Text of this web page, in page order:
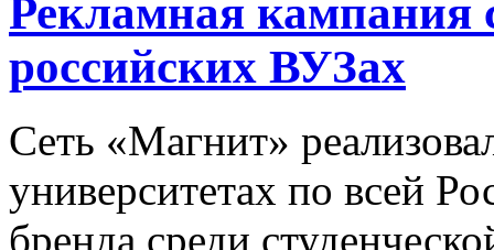
Рекламная кампания
российских ВУЗах
Сеть «Магнит»
университетах по всей
бренда среди